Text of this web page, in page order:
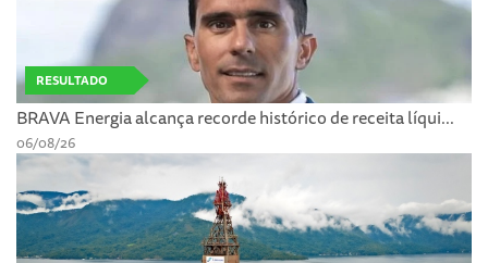
RESULTADO
BRAVA Energia alcança recorde histórico de receita líqui...
06/08/26